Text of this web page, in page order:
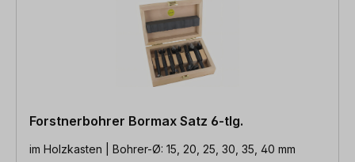
Forstnerbohrer Bormax Satz 6-tlg.
im Holzkasten | Bohrer-Ø: 15, 20, 25, 30, 35, 40 mm